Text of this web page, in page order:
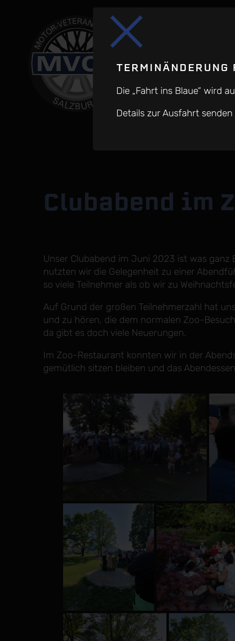
Clubabend im
Unser Clubabend im Juni 2023 ist was ganz
nutzten wir die Gelegenheit zu einer
so viele Teilnehmer als ob wir zu
Auf Grund der großen Teilnehmerzahl hat
und zu hören, die dem normalen Zoo-
da gibt es doch viele Neuerungen.
Im Zoo-Restaurant konnten wir in der
gemütlich sitzen bleiben und das
Die „Fahrt ins Blaue“ wird
Details zur Ausfahrt